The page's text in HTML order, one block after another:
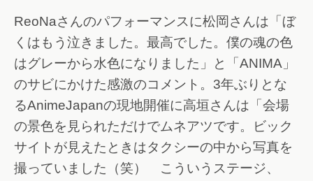
ReoNaさんのパフォーマンスに松岡さんは「ぼ
くはもう泣きました。最高でした。僕の魂の色
はグレーから水色になりました」と「ANIMA」
のサビにかけた感激のコメント。3年ぶりとな
るAnimeJapanの現地開催に高垣さんは「会場
の景色を見られただけでムネアツです。ビック
サイトが見えたときはタクシーの中から写真を
撮っていました（笑） こういうステージ、